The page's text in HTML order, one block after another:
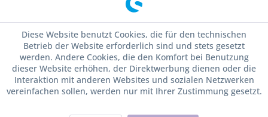
Diese Website benutzt Cookies, die für den technischen
Betrieb der Website erforderlich sind und stets gesetzt
werden. Andere Cookies, die den Komfort bei Benutzung
dieser Website erhöhen, der Direktwerbung dienen oder die
Interaktion mit anderen Websites und sozialen Netzwerken
vereinfachen sollen, werden nur mit Ihrer Zustimmung gesetzt.